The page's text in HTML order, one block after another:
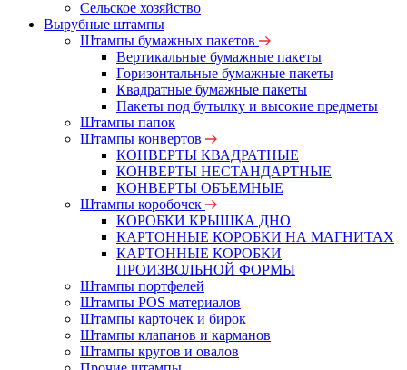
Сельское хозяйство
Вырубные штампы
Штампы бумажных пакетов
Вертикальные бумажные пакеты
Горизонтальные бумажные пакеты
Квадратные бумажные пакеты
Пакеты под бутылку и высокие предметы
Штампы папок
Штампы конвертов
КОНВЕРТЫ КВАДРАТНЫЕ
КОНВЕРТЫ НЕСТАНДАРТНЫЕ
КОНВЕРТЫ ОБЪЕМНЫЕ
Штампы коробочек
КОРОБКИ КРЫШКА ДНО
КАРТОННЫЕ КОРОБКИ НА МАГНИТАХ
КАРТОННЫЕ КОРОБКИ
ПРОИЗВОЛЬНОЙ ФОРМЫ
Штампы портфелей
Штампы POS материалов
Штампы карточек и бирок
Штампы клапанов и карманов
Штампы кругов и овалов